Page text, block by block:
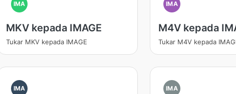
IMA
MKV kepada IMAGE
Tukar MKV kepada IMAGE
IMA
M4V kepada
Tukar M4V kepada
IMA IMA